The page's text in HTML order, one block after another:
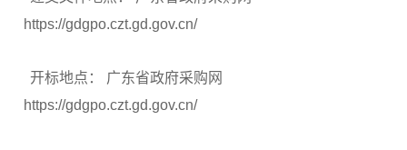
https://gdgpo.czt.gd.gov.cn/
开标地点： 广东省政府采购网
https://gdgpo.czt.gd.gov.cn/